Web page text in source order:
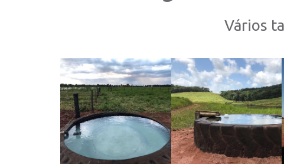
Vários
Rubber
Tank
Bebedour
Gigantes
Ver
maior
Rubber
Tank
Bebedour
os
Gigantes
Ver
maior